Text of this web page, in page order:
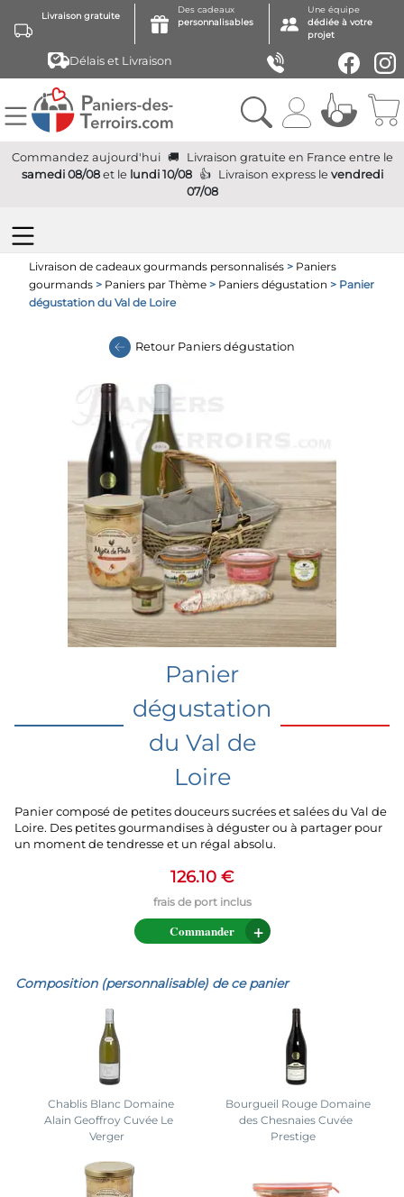
Livraison gratuite
Des cadeaux
personnalisables
Une équipe
dédiée à votre
projet
Délais et Livraison
Commandez aujourd'hui Livraison gratuite en France entre le
samedi 08/08et le lundi 10/08 Livraison expressle vendredi
07/08
Livraison de cadeaux gourmands personnalisés > Paniers
gourmands > Paniers par Thème > Paniers dégustation > Panier
dégustation du Val de Loire
Retour Paniers dégustation
Panier
dégustation
du Val de
Loire
Panier composé de petites douceurs sucrées et salées du Val de
Loire. Des petites gourmandises à déguster ou à partager pour
un moment de tendresse et un régal absolu.
126.10 €
Commander
Composition (personnalisable) de ce panier
Chablis Blanc Domaine
Alain Geoffroy Cuvée Le
Verger
Bourgueil Rouge Domaine
des Chesnaies Cuvée
Prestige